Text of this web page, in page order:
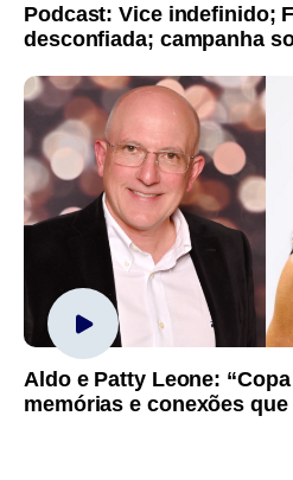
Podcast: Vice indefinido;
desconfiada; campanha
Aldo e Patty Leone:
memórias e conexões